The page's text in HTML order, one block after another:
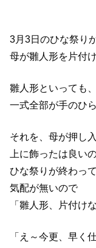
3月3日のひな祭り
母が雛人形を片付
雛人形といっても
一式全部が手のひ
それを、母が押し
上に飾ったは良い
ひな祭りが終わっ
気配が無いので
「雛人形、片付け
「え～今更、早く